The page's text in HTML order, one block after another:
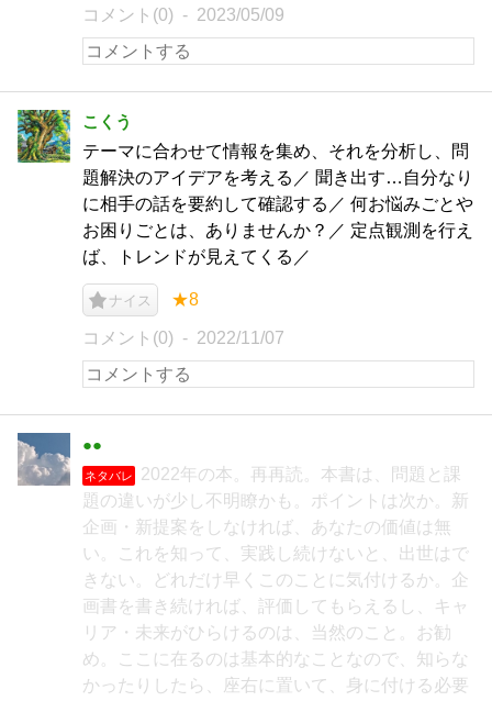
コメント(0) 2023/05/09
こくう
テーマに合わせて情報を集め、それを分析し、問
題解決のアイデアを考える／ 聞き出す…自分なり
に相手の話を要約して確認する／ 何お悩みごとや
お困りごとは、ありませんか？／ 定点観測を行え
ば、トレンドが見えてくる／
ナイス ★8
コメント(0) 2022/11/07
●●
ネタバレ
2022年の本。再再読。本書は、問題と課
題の違いが少し不明瞭かも。ポイントは次か。新
企画・新提案をしなければ、あなたの価値は無
い。これを知って、実践し続けないと、出世はで
きない。どれだけ早くこのことに気付けるか。企
画書を書き続ければ、評価してもらえるし、キャ
リア・未来がひらけるのは、当然のこと。お勧
め。ここに在るのは基本的なことなので、知らな
かったりしたら、座右に置いて、身に付ける必要